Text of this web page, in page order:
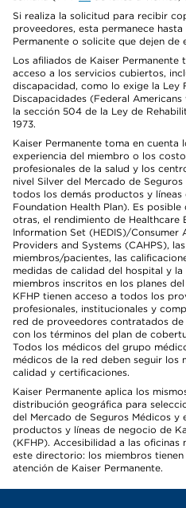
Si realiza la solicitud para recibir
proveedores, esta permanece
Permanente o solicite que dejen de
Los afiliados de Kaiser Permanente
acceso a los servicios cubiertos,
discapacidad, como lo exige la Ley
Discapacidades (Federal
la sección 504 de la Ley de
1973.
Kaiser Permanente toma en cuenta
experiencia del miembro o los
profesionales de la salud y los
nivel Silver del Mercado de
todos los demás productos y líneas
Foundation Health Plan). Es
otras, el rendimiento de Healthcare
Information Set (HEDIS)/Consumer
Providers and Systems (CAHPS),
miembros/pacientes, las
medidas de calidad del hospital y
miembros inscritos en los planes
KFHP tienen acceso a todos los
profesionales, institucionales y
red de proveedores contratados de
con los términos del plan de
Todos los médicos del grupo
médicos de la red deben seguir los
calidad y certificaciones.
Kaiser Permanente aplica los
distribución geográfica para
del Mercado de Seguros Médicos y
productos y líneas de negocio de
(KFHP). Accesibilidad a las oficinas
este directorio: los miembros
atención de Kaiser Permanente.